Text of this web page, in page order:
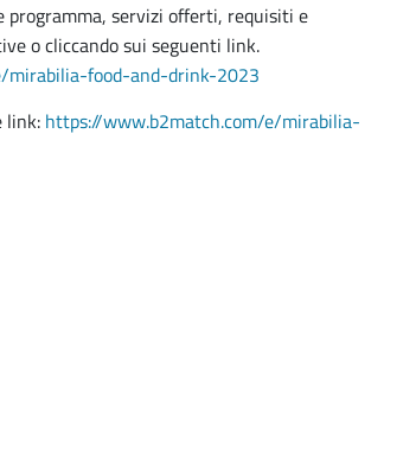
servizi offerti, requisiti e
o cliccando sui seguenti link.
mirabilia-food-and-drink-2023
link: https://www.b2match.com/e/mirabilia-